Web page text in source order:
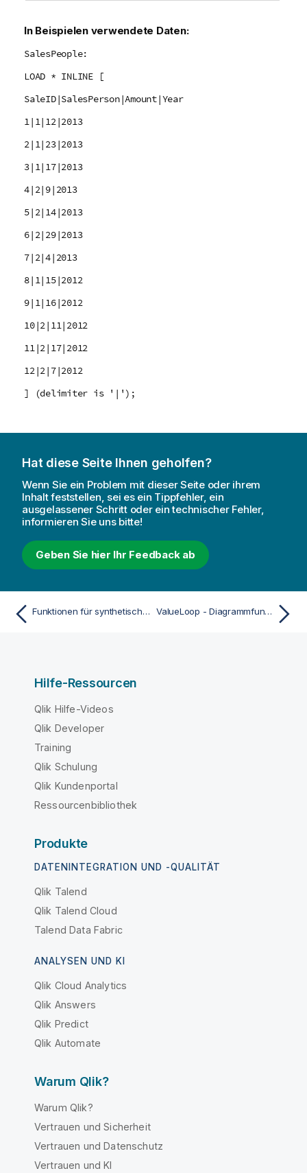
In Beispielen verwendete Daten:
SalesPeople:
LOAD * INLINE [
SaleID|SalesPerson|Amount|Year
1|1|12|2013
2|1|23|2013
3|1|17|2013
4|2|9|2013
5|2|14|2013
6|2|29|2013
7|2|4|2013
8|1|15|2012
9|1|16|2012
10|2|11|2012
11|2|17|2012
12|2|7|2012
] (delimiter is '|');
Hat diese Seite Ihnen geholfen?
Wenn Sie ein Problem mit dieser Seite oder ihrem
Inhalt feststellen, sei es ein Tippfehler, ein
ausgelassener Schritt oder ein technischer Fehler,
informieren Sie uns bitte!
Geben Sie hier Ihr Feedback ab
Funktionen für synthetische Dimensionen ValueLoop - Diagrammfunktion
Hilfe-Ressourcen
Qlik Hilfe-Videos
Qlik Developer
Training
Qlik Schulung
Qlik Kundenportal
Ressourcenbibliothek
Produkte
DATENINTEGRATION UND -QUALITÄT
Qlik Talend
Qlik Talend Cloud
Talend Data Fabric
ANALYSEN UND KI
Qlik Cloud Analytics
Qlik Answers
Qlik Predict
Qlik Automate
Warum Qlik?
Warum Qlik?
Vertrauen und Sicherheit
Vertrauen und Datenschutz
Vertrauen und KI